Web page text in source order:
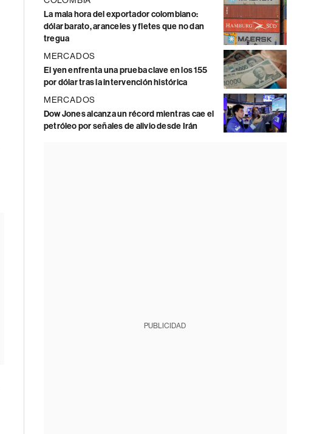
La mala hora del exportador colombiano:
dólar barato, aranceles y fletes que no dan
tregua
MERCADOS
El yen enfrenta una prueba clave en los 155
por dólar tras la intervención histórica
MERCADOS
Dow Jones alcanza un récord mientras cae el
petróleo por señales de alivio desde Irán
PUBLICIDAD